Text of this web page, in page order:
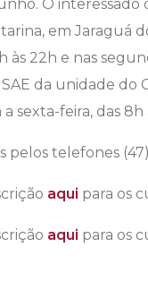
O
em Jaraguá
às 22h e nas
da unidade do
sexta-feira, das 8h
pelos telefones
aqui para os
aqui para os